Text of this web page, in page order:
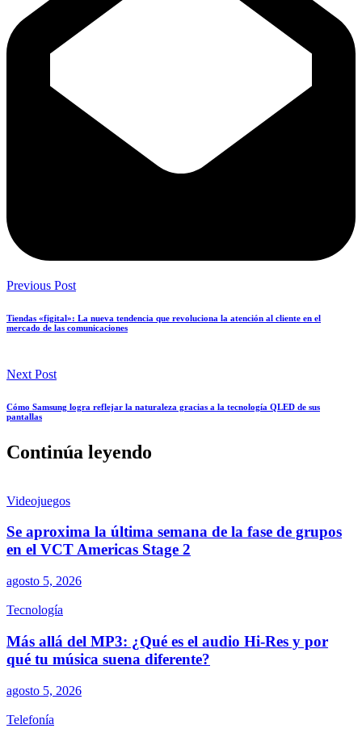
Previous Post
Tiendas «figital»: La nueva tendencia que revoluciona la atención al cliente en el
mercado de las comunicaciones
Next Post
Cómo Samsung logra reflejar la naturaleza gracias a la tecnología QLED de sus
pantallas
Continúa leyendo
Videojuegos
Se aproxima la última semana de la fase de grupos
en el VCT Americas Stage 2
agosto 5, 2026
Tecnología
Más allá del MP3: ¿Qué es el audio Hi-Res y por
qué tu música suena diferente?
agosto 5, 2026
Telefonía